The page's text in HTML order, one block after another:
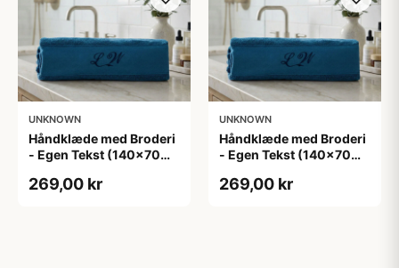
UNKNOWN
Håndklæde med Broderi
- Egen Tekst (140x70
269,00 kr
UNKNOWN
Håndklæde med Broderi
- Egen Tekst (140x70
269,00 kr